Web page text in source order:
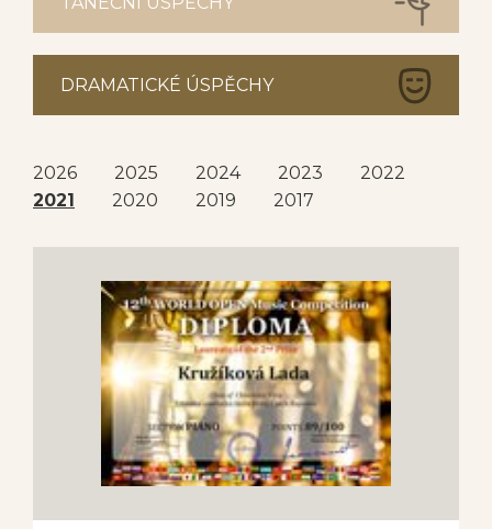
DRAMATICKÉ ÚSPĚCHY
2026 2025 2024 2023
2022
2021
2020 2019 2017